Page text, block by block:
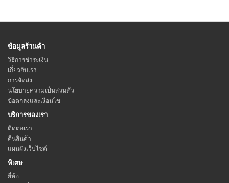
ข้อมูลร้านค้า
วิธีการชำระเงิน
เกี่ยวกับเรา
การจัดส่ง
นโยบายความเป็นส่วนตัว
ข้อตกลงและเงื่อนไข
บริการของเรา
ติดต่อเรา
คืนสินค้า
แผนผังเว็บไซต์
พิเศษ
ยี่ห้อ